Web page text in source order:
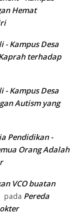
Hemat
- Kampus Desa
terhadap
- Kampus Desa
Autism yang
Pendidikan -
Orang Adalah
VCO buatan
pada Pereda